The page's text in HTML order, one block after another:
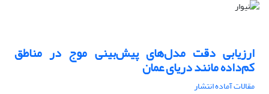
ارزیابی دقت مدل‌های پیش‌بینی موج در مناطق
کم‌داده مانند دریای عمان
مقالات آماده انتشار